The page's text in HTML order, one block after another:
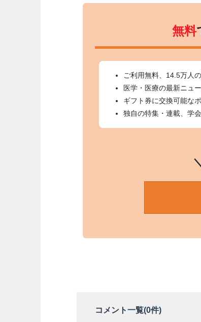
無料
ご利用無料、14.5万人
医学・医療の最新ニュ
ギフト券に交換可能な
独自の特集・連載、学
コメント一覧(0件)